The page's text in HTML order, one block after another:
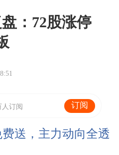
：72股涨停
人订阅 订阅
送，主力动向全透